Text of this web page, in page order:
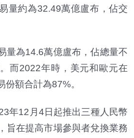
量約為32.49萬億盧布，佔交
量為14.6萬億盧布，佔總量不
而2022年時，美元和歐元在
份額合計為87%。
年12月4日起推出三種人民幣
旨在提高市場參與者兌換業務